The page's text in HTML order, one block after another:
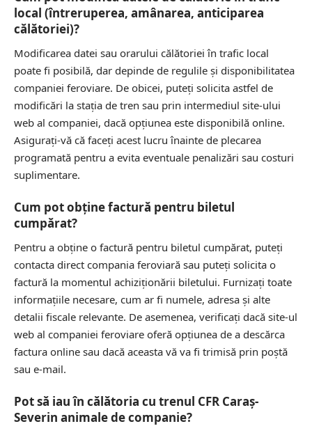
local (întreruperea, amânarea, anticiparea
călătoriei)?
Modificarea datei sau orarului călătoriei în trafic local
poate fi posibilă, dar depinde de regulile și disponibilitatea
companiei feroviare. De obicei, puteți solicita astfel de
modificări la stația de tren sau prin intermediul site-ului
web al companiei, dacă opțiunea este disponibilă online.
Asigurați-vă că faceți acest lucru înainte de plecarea
programată pentru a evita eventuale penalizări sau costuri
suplimentare.
Cum pot obţine factură pentru biletul
cumpărat?
Pentru a obține o factură pentru biletul cumpărat, puteți
contacta direct compania feroviară sau puteți solicita o
factură la momentul achiziționării biletului. Furnizați toate
informațiile necesare, cum ar fi numele, adresa și alte
detalii fiscale relevante. De asemenea, verificați dacă site-ul
web al companiei feroviare oferă opțiunea de a descărca
factura online sau dacă aceasta vă va fi trimisă prin poștă
sau e-mail.
Pot să iau în călătoria cu trenul CFR Caraș-
Severin animale de companie?